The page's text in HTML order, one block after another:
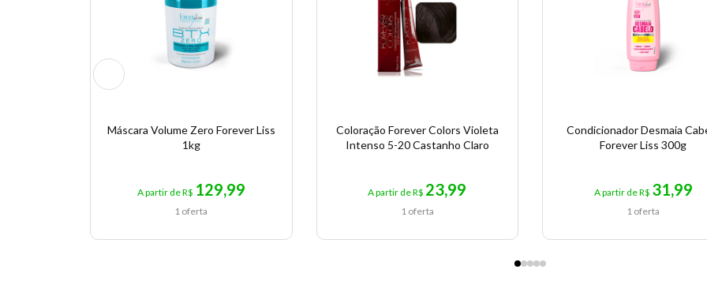
Máscara Volume Zero Forever Liss
1kg
A partir de R$ 129,99
1 oferta
Coloração Forever Colors Violeta
Intenso 5-20 Castanho Claro
A partir de R$ 23,99
1 oferta
Condicionador Desmaia
Forever Liss 300g
A partir de R$ 31,99
1 oferta